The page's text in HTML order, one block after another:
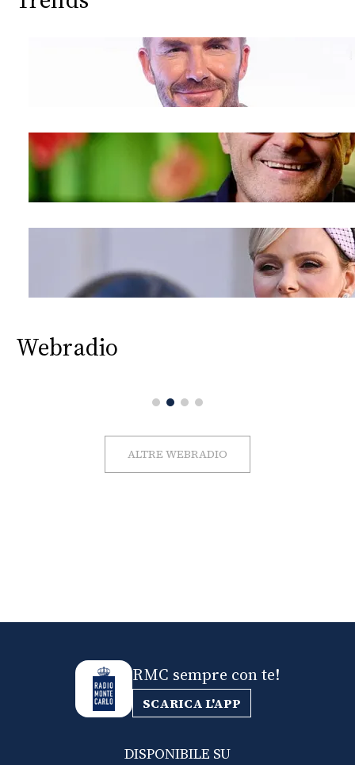
Webradio
ALTRE WEBRADIO
RMC sempre con te!
SCARICA L'APP
DISPONIBILE SU